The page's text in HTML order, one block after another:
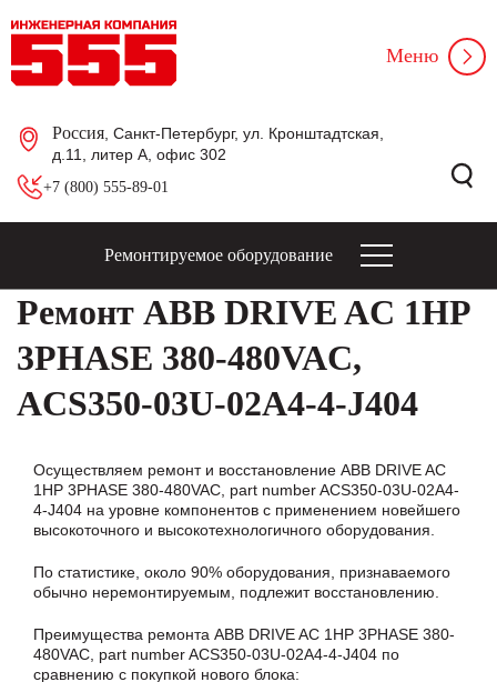
Россия , Санкт-Петербург, ул. Кронштадтская,
д.11, литер А, офис 302
+7 (800) 555-89-01
Меню
Ремонтируемое оборудование
Ремонт ABB DRIVE AC 1HP
3PHASE 380-480VAC,
ACS350-03U-02A4-4-J404
Осуществляем ремонт и восстановление ABB DRIVE AC
1HP 3PHASE 380-480VAC, part number ACS350-03U-02A4-
4-J404 на уровне компонентов с применением новейшего
высокоточного и высокотехнологичного оборудования.
По статистике, около 90% оборудования, признаваемого
обычно неремонтируемым, подлежит восстановлению.
Преимущества ремонта ABB DRIVE AC 1HP 3PHASE 380-
480VAC, part number ACS350-03U-02A4-4-J404 по
сравнению с покупкой нового блока: